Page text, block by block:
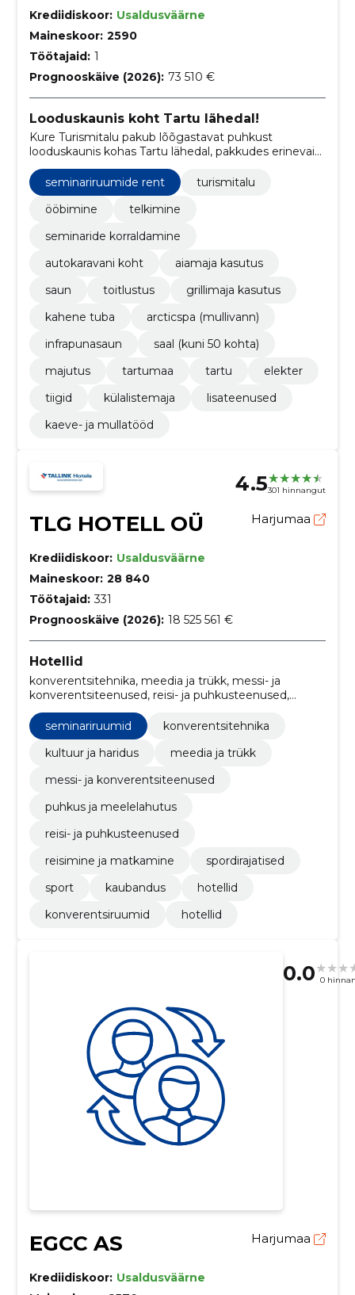
Krediidiskoor: Usaldusväärne
Maineskoor: 2590
Töötajaid: 1
Prognooskäive (2026): 73 510 €
Looduskaunis koht Tartu lähedal!
Kure Turismitalu pakub lõõgastavat puhkust
looduskaunis kohas Tartu lähedal, pakkudes erinevaid
majutusvõimalusi ja lisateenuseid.
seminariruumide rent
turismitalu
ööbimine
telkimine
seminaride korraldamine
autokaravani koht
aiamaja kasutus
saun
toitlustus
grillimaja kasutus
kahene tuba
arcticspa (mullivann)
infrapunasaun
saal (kuni 50 kohta)
majutus
tartumaa tartu
elekter
tiigid
külalistemaja
lisateenused
kaeve- ja mullatööd
4.5301 hinnangut
TLG HOTELL OÜ Harjumaa
Krediidiskoor: Usaldusväärne
Maineskoor: 28 840
Töötajaid: 331
Prognooskäive (2026): 18 525 561 €
Hotellid
konverentsitehnika, meedia ja trükk, messi- ja
konverentsiteenused, reisi- ja puhkusteenused,
reisimine ja matkamine, spordirajatised, sport,
kaubandus, Hotellid, Konverentsiruumid
seminariruumid
konverentsitehnika
kultuur ja haridus
meedia ja trükk
messi- ja konverentsiteenused
puhkus ja meelelahutus
reisi- ja puhkusteenused
reisimine ja matkamine
spordirajatised
sport
kaubandus
hotellid
konverentsiruumid
hotellid
0.0 0
EGCC AS Harjumaa
Krediidiskoor: Usaldusväärne